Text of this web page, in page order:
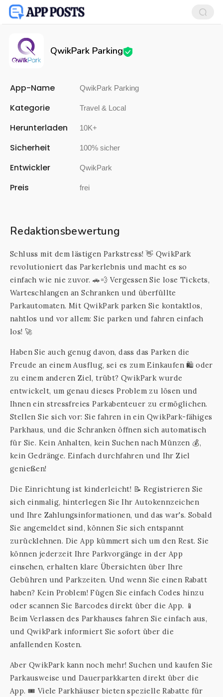
QwikPark Parking
App-Name QwikPark Parking
Kategorie Travel & Local
Herunterladen 10K+
Sicherheit 100% sicher
Entwickler QwikPark
Preis frei
Redaktionsbewertung
Schluss mit dem lästigen Parkstress! 👋 QwikPark
revolutioniert das Parkerlebnis und macht es so
einfach wie nie zuvor. 🚗💨 Vergessen Sie lose Tickets,
Warteschlangen an Schranken und überfüllte
Parkautomaten. Mit QwikPark parken Sie kontaktlos,
nahtlos und vor allem: Sie parken und fahren einfach
los! 🚀
Haben Sie auch genug davon, dass das Parken die
Freude an einem Ausflug, sei es zum Einkaufen 🛍️ oder
zu einem anderen Ziel, trübt? QwikPark wurde
entwickelt, um genau dieses Problem zu lösen und
Ihnen ein stressfreies Parkabenteuer zu ermöglichen.
Stellen Sie sich vor: Sie fahren in ein QwikPark-fähiges
Parkhaus, und die Schranken öffnen sich automatisch
für Sie. Kein Anhalten, kein Suchen nach Münzen 💰,
kein Gedränge. Einfach durchfahren und Ihr Ziel
genießen!
Die Einrichtung ist kinderleicht! 📝 Registrieren Sie
sich einmalig, hinterlegen Sie Ihr Autokennzeichen
und Ihre Zahlungsinformationen, und das war's. Sobald
Sie angemeldet sind, können Sie sich entspannt
zurücklehnen. Die App kümmert sich um den Rest. Sie
können jederzeit Ihre Parkvorgänge in der App
einsehen, erhalten klare Übersichten über Ihre
Gebühren und Parkzeiten. Und wenn Sie einen Rabatt
haben? Kein Problem! Fügen Sie einfach Codes hinzu
oder scannen Sie Barcodes direkt über die App. 📱
Beim Verlassen des Parkhauses fahren Sie einfach aus,
und QwikPark informiert Sie sofort über die
anfallenden Kosten.
Aber QwikPark kann noch mehr! Suchen und kaufen Sie
Parkausweise und Dauerparkkarten direkt über die
App. 🎟️ Viele Parkhäuser bieten spezielle Rabatte für